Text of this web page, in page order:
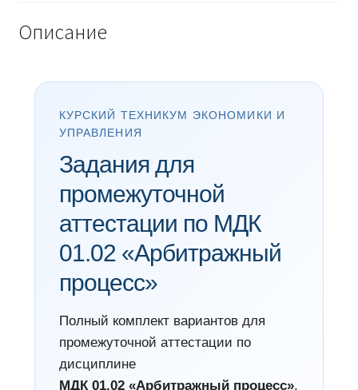
Описание
КУРСКИЙ ТЕХНИКУМ ЭКОНОМИКИ И
УПРАВЛЕНИЯ
Задания для
промежуточной
аттестации по МДК
01.02 «Арбитражный
процесс»
Полный комплект вариантов для
промежуточной аттестации по
дисциплине
МДК 01.02 «Арбитражный процесс».